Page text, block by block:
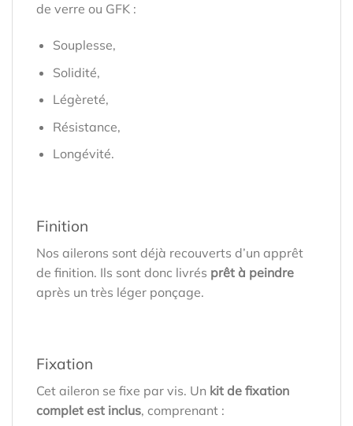
de verre ou GFK :
Souplesse,
Solidité,
Légèreté,
Résistance,
Longévité.
Finition
Nos ailerons sont déjà recouverts d’un apprêt
de finition. Ils sont donc livrés prêt à peindre
après un très léger ponçage.
Fixation
Cet aileron se fixe par vis. Un kit de fixation
complet est inclus, comprenant :